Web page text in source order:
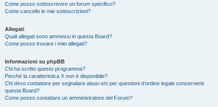
Come posso sottoscrivere un forum specifico?
Come cancello le mie sottoscrizioni?
Allegati
Quali allegati sono ammessi in questa Board?
Come posso trovare i miei allegati?
Informazioni su phpBB
Chi ha scritto questo programma?
Perché la caratteristica X non è disponibile?
Chi devo contattare per segnalare abusi e/o per questioni d’ordine legale concernenti
questa Board?
Come posso contattare un amministratore del Forum?